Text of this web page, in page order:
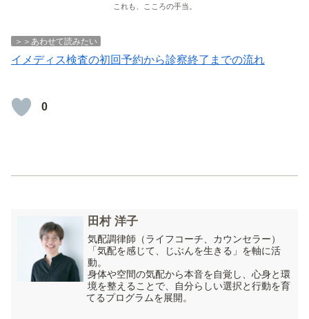
これも、こころの手当。
＞＞あわせて読みたい
イメディス検査の初回予約から診察終了までの流れ
0
田村 洋子
気配調律師（ライフコーチ、カウンセラー）
「気配を感じて、じぶんを生きる」を軸に活
動。
身体や空間の気配から本音を自覚し、心身と環
境を整えることで、自分らしい選択と行動を育
てるプログラムを展開。